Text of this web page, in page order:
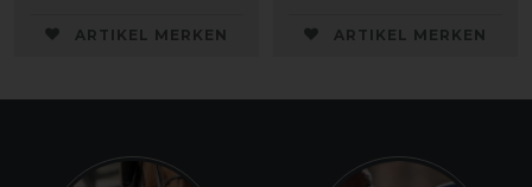
ARTIKEL MERKEN ARTIKEL MERKEN